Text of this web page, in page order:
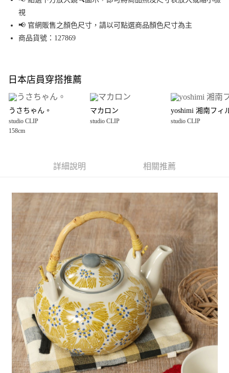
街口支付
悠遊付
全盈+PAY
大哥付你分期
【大哥付你分期使用說明】
1.本服務由台灣大哥大提供，台灣大哥大用戶可立即使用無須另外申請。
2.付款方式選擇「大哥付你分期」，訂單成立後會自動跳轉到大哥付的交易
3.實際核准額度、可分期數及費用金額請依後續交易確認頁面所載為準。
4.訂單成立30分鐘內，如未前往確認交易或遇審核未通過，訂單將自動取
【繳款方式說明】
1.分期款項不併入電信帳單，「大哥付你分期」於每月結算日後寄送繳費提
醒簡訊。
2.透過簡訊連結打開帳單後，可選擇「超商條碼／台灣大直營門市／銀行轉
帳／街口支付／iPASS MONEY」等通路繳費。
【注意事項】
1.本服務係由「台灣大哥大股份有限公司」（以下簡稱本公司）所提供，讓
用戶於交易時，得透過本服務購買商品或服務，並由商店將買賣／分期付款
買賣價金債權讓與本公司後，依約使用本公司帳單繳交帳款。
2.基於同意付款使用「大哥付你分期」之契約關係目的，商店將以您的個人
資料（包含姓名、電話或地址）提供予台灣大哥大進項蒐集、處理及利用，
由本公司與您本人進行分期帳單所需資料之確認、核對及更正。
3.完整用戶服務條款，請詳閱以下連結：https://oppay.tw/userRule
AFTEE先享後付
３．安心：先確認商品／服務後，再付款。
【「AFTEE先享後付」結帳流程】
１．於結帳方式選擇「AFTEE先享後付」後，將跳轉至「AFTEE先享後付」
結帳頁面，進行簡訊認證並確認金額後，即可完成結帳。
２．訂單成立數日內，您將收到繳費通知簡訊。
３．收到繳費通知簡訊後14天內，點擊此簡訊中的連結，可透過四大超商／
ATM／網路銀行／等多元方式進行付款，方視為交易完成。
※ 請注意：結帳手續完成當下不需立刻繳費，但若您需要取消訂單，請聯絡
購買商品的店家。未經商家同意取消之訂單仍視為有效，需透過AFTEE先享
後付繳納相關費用。
※ 交易是否成功請以「AFTEE先享後付 」之結帳頁面顯示為準，若有關於
是否繳費成功／繳費後需取消欲退款等相關疑問，請聯繫「AFTEE先享後付
客戶支援中心」https://netprotections.freshdesk.com/support/home
【注意事項】
１．透過由恩沛科技股份有限公司提供之「AFTEE先享後付」服務完成之交
易，需依本服務之必要範圍內提供個人資料，並將交易相關給付款項請求債
權轉讓予恩沛科技股份有限公司。
２．關於個人資料處理事宜，請瀏覽以下網址：https://aftee.tw/terms/#terms3
每筆NT$80，滿NT$888(含以上)免運費
付款後 全家取貨
每筆NT$80，滿NT$888(含以上)免運費
7-11 取貨付款
每筆NT$80，滿NT$1,500(含以上)免運費
付款後 7-11取貨
每筆NT$80，滿NT$1,500(含以上)免運費
宅配
每筆NT$80，滿NT$1,500(含以上)免運費
視
📢 官網販售之顏色尺寸，請以可點選商品顏色尺寸為主
商品貨號：127869
日本店員穿搭推薦
うさちゃん。
studio CLIP
158cm
マカロン
studio CLIP
yoshimi 湘南フィ
studio CLIP
詳細說明 相關推薦